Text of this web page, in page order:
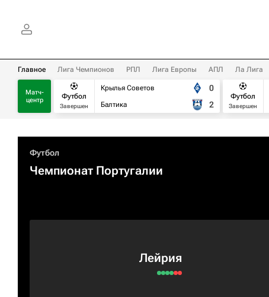
Главное Лига Чемпионов РПЛ Лига Европы АПЛ Ла Лига
Матч-
центр
Футбол
Завершен
Крылья Советов
Балтика
0
2
Футбол
Завершен
Футбол
Чемпионат Португалии
Лейрия